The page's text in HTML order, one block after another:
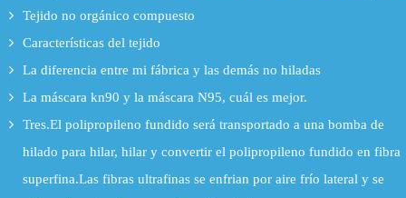
Tejido no orgánico compuesto
Características del tejido
La diferencia entre mi fábrica y las demás no hiladas
La máscara kn90 y la máscara N95, cuál es mejor.
Tres.El polipropileno fundido será transportado a una bomba de
hilado para hilar, hilar y convertir el polipropileno fundido en fibra
superfina.Las fibras ultrafinas se enfrian por aire frío lateral y se